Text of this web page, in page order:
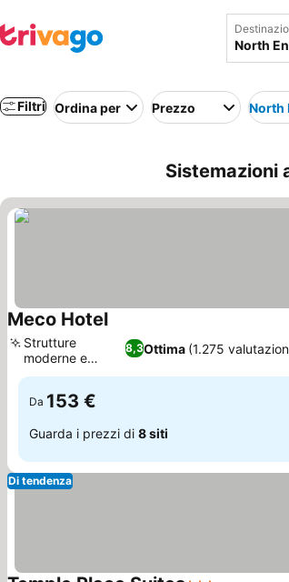
Filtri Ordina per Prezzo North
Sistemazioni
Meco Hotel
8,3Ottima (1.275
Strutture
moderne e
nuove
Da 153 €
Guarda i prezzi di 8 siti
Di tendenza